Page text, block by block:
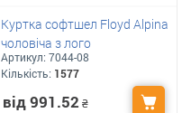
Куртка софтшел Floyd Alpina
чоловіча з лого
Артикул:7044-08
Кількість: 1577
від 991.52 ₴